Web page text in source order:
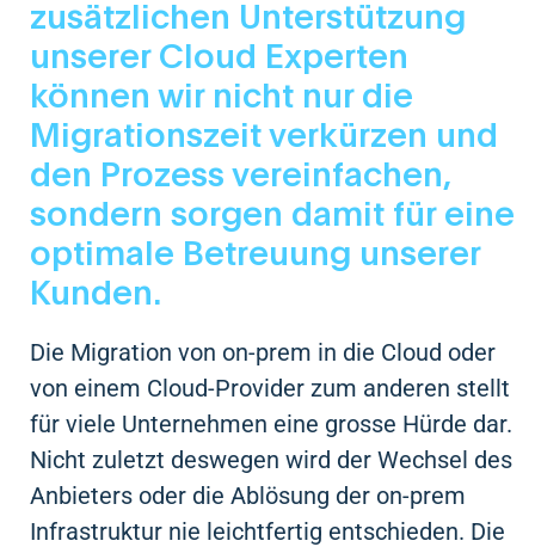
zusätzlichen Unterstützung
unserer Cloud Experten
können wir nicht nur die
Migrationszeit verkürzen und
den Prozess vereinfachen,
sondern sorgen damit für eine
optimale Betreuung unserer
Kunden.
Die Migration von on-prem in die Cloud oder
von einem Cloud-Provider zum anderen stellt
für viele Unternehmen eine grosse Hürde dar.
Nicht zuletzt deswegen wird der Wechsel des
Anbieters oder die Ablösung der on-prem
Infrastruktur nie leichtfertig entschieden. Die